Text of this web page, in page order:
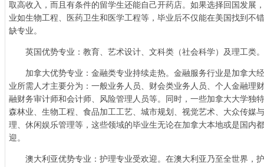
取高收入，而且有条件的留学生还能自己开药店。如果选择回国发展
业如生物工程、医药卫生和医学工程等，毕业后不仅能在美国找到不
缺专业。
英国优势专业：教育、艺术设计、文科类（社会科学）及理工类。
加拿大优势专业：金融类专业持续走热。金融服务行业是加拿大
业所需人才主要分为：一般业务人员、财会类业务人员、个人金融理
融财务审计师和会计师、风险管理人员等。同时，一些加拿大大学独
森林业、生物工程、食品加工工艺、城市规划、视觉艺术、大众传媒
理、休闲娱乐管理等，这些领域的毕业生无论在加拿大本地或是国内
迎。
澳大利亚优势专业：护理专业受欢迎。在澳大利亚乃至全世界，